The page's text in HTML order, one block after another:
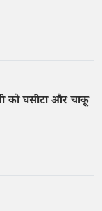
को घसीटा और चाकू